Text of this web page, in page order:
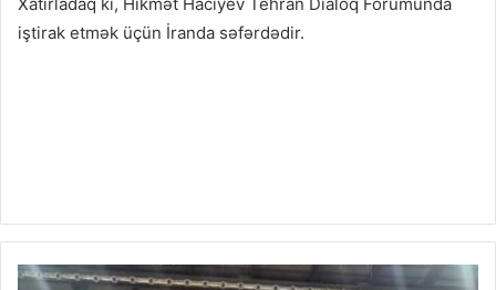
iştirak etmək üçün İranda səfərdədir.